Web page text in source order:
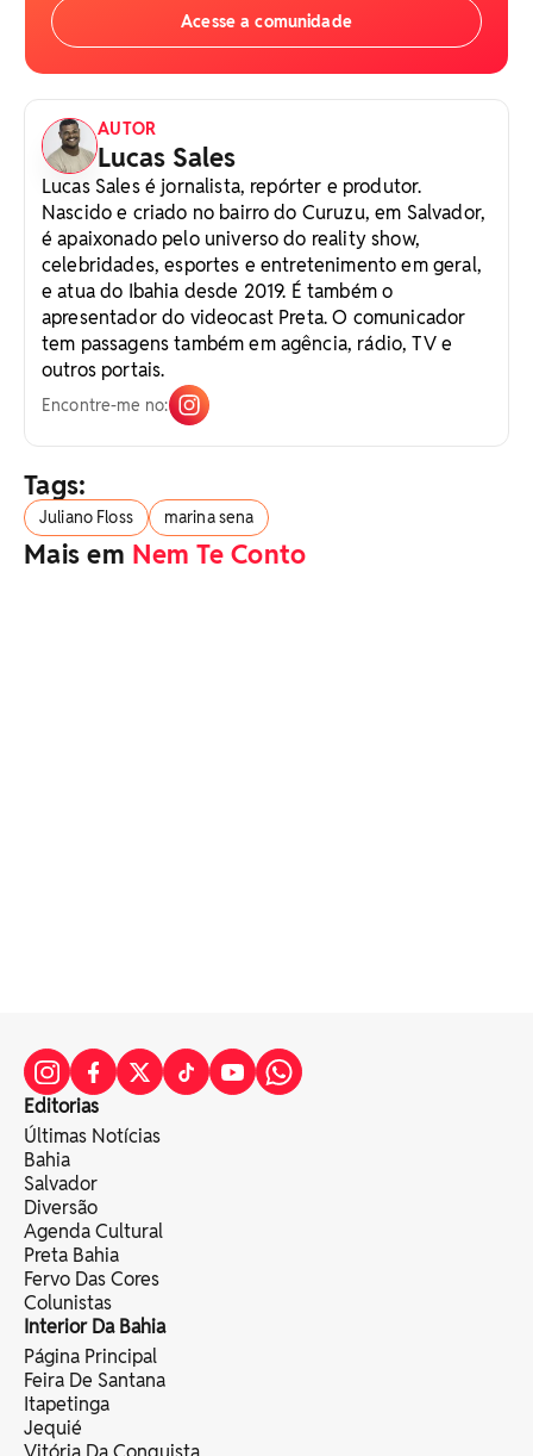
Acesse a comunidade
AUTOR
Lucas Sales
Lucas Sales é jornalista, repórter e produtor.
Nascido e criado no bairro do Curuzu, em Salvador,
é apaixonado pelo universo do reality show,
celebridades, esportes e entretenimento em geral,
e atua do Ibahia desde 2019. É também o
apresentador do videocast Preta. O comunicador
tem passagens também em agência, rádio, TV e
outros portais.
Encontre-me no:
Tags:
Juliano Floss marina sena
Mais em Nem Te Conto
Editorias
Últimas Notícias
Bahia
Salvador
Diversão
Agenda Cultural
Preta Bahia
Fervo Das Cores
Colunistas
Interior Da Bahia
Página Principal
Feira De Santana
Itapetinga
Jequié